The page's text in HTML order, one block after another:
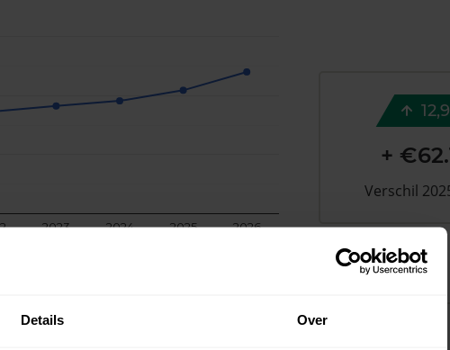
Details Over
2023 2024 2025 2026
+
Verschil